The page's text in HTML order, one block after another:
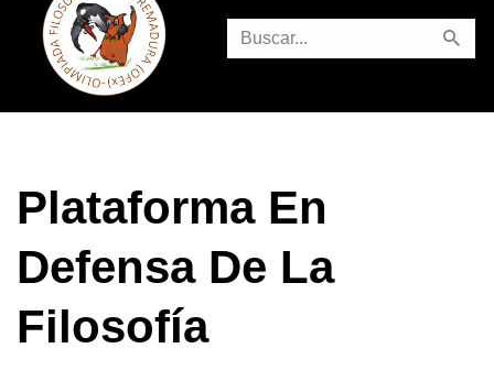
Plataforma En
Defensa De La
Filosofía